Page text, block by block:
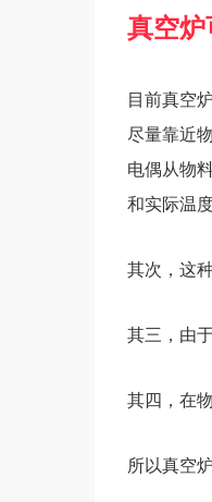
真空
目前真空
尽量靠近
电偶从物
和实际温
其次，这
其三，由
其四，在
所以真空